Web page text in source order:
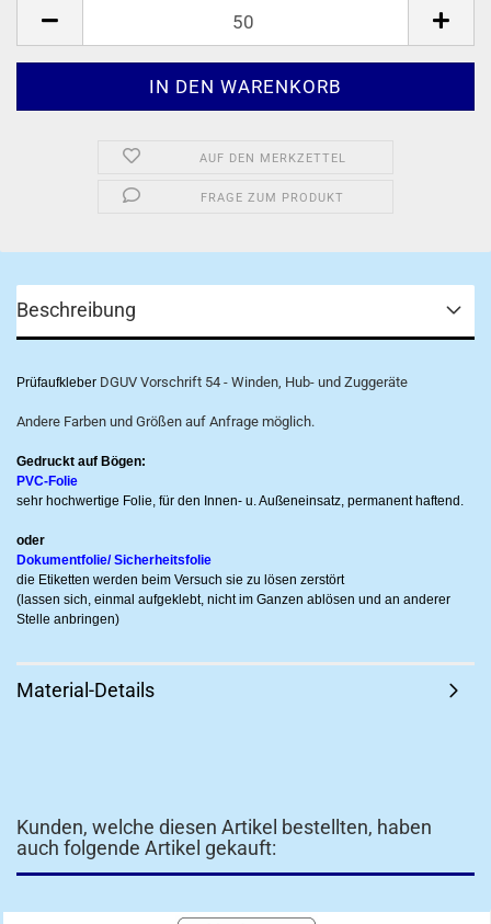
AUF DEN MERKZETTEL
FRAGE ZUM PRODUKT
Beschreibung
Prüfaufkleber DGUV Vorschrift 54 - Winden, Hub- und Zuggeräte
Andere Farben und Größen auf Anfrage möglich.
Gedruckt auf Bögen:
PVC-Folie
sehr hochwertige Folie, für den Innen- u. Außeneinsatz, permanent haftend.
oder
Dokumentfolie/ Sicherheitsfolie
die Etiketten werden beim Versuch sie zu lösen zerstört
(lassen sich, einmal aufgeklebt, nicht im Ganzen ablösen und an anderer
Stelle anbringen)
Material-Details
Kunden, welche diesen Artikel bestellten, haben
auch folgende Artikel gekauft: